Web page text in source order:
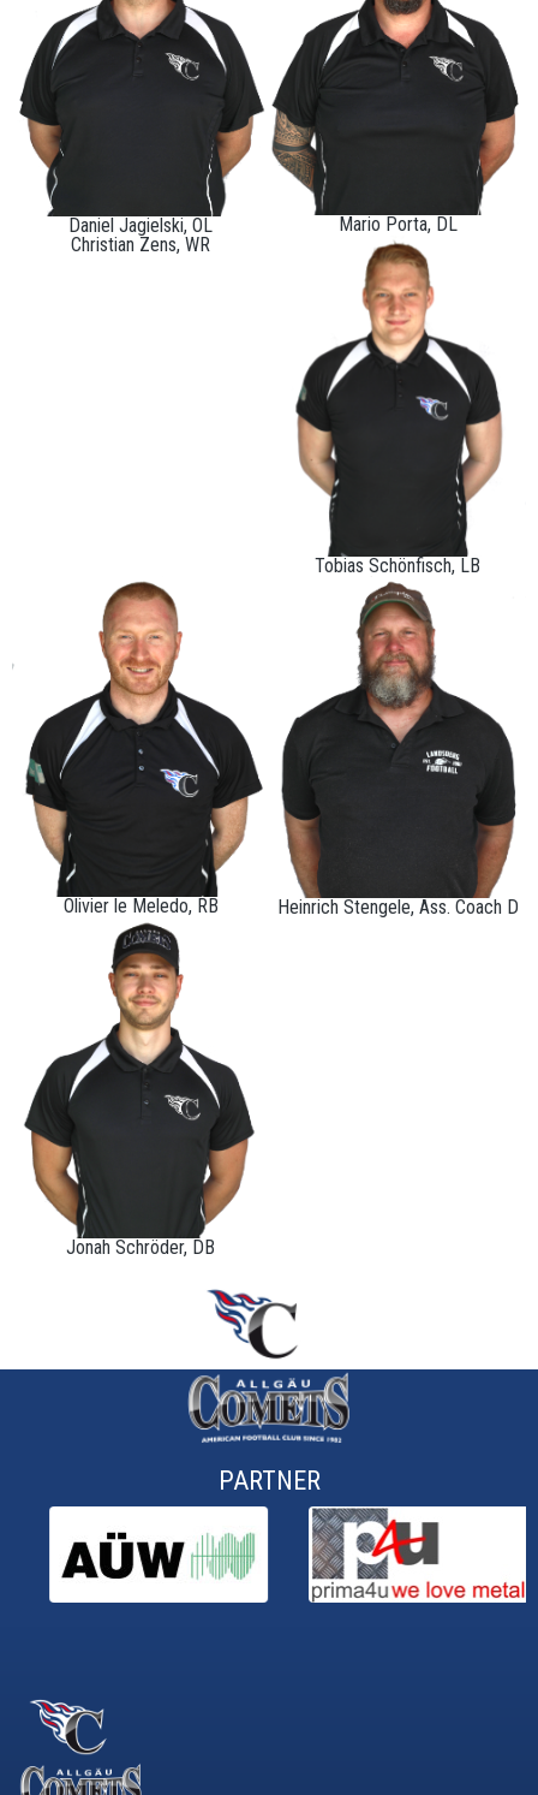
Daniel Jagielski, OL
Mario Porta, DL
Christian Zens, WR
Tobias Schönfisch, LB
Olivier le Meledo, RB Heinrich Stengele, Ass. Coach D
Jonah Schröder, DB
PARTNER